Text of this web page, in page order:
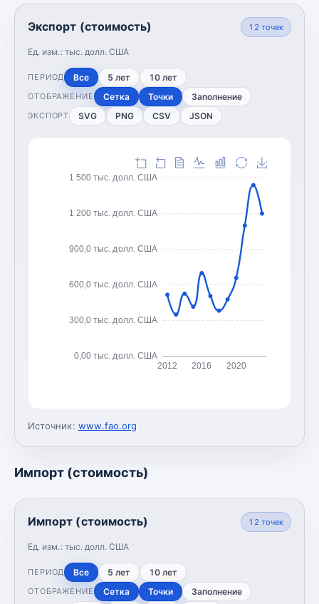
Экспорт (стоимость)
Ед. изм.: тыс. долл. США
12 точек
ПЕРИОД Все 5 лет 10 лет
ОТОБРАЖЕНИЕ Сетка Точки Заполнение
ЭКСПОРТ SVG PNG CSV JSON
0,00 тыс. долл. США
300,0 тыс. долл. США
600,0 тыс. долл. США
900,0 тыс. долл. США
1 200 тыс. долл. США
1 500 тыс. долл. США
2012 2016 2020
Источник: www.fao.org
Импорт (стоимость)
Импорт (стоимость)
Ед. изм.: тыс. долл. США
12 точек
ПЕРИОД Все 5 лет 10 лет
ОТОБРАЖЕНИЕ Сетка Точки Заполнение